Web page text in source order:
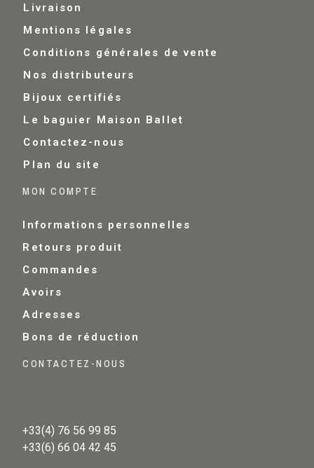
Livraison
Mentions légales
Conditions générales de vente
Nos distributeurs
Bijoux certifiés
Le baguier Maison Ballet
Contactez-nous
Plan du site
MON COMPTE
Informations personnelles
Retours produit
Commandes
Avoirs
Adresses
Bons de réduction
CONTACTEZ-NOUS
+33(4) 76 56 99 85
+33(6) 66 04 42 45